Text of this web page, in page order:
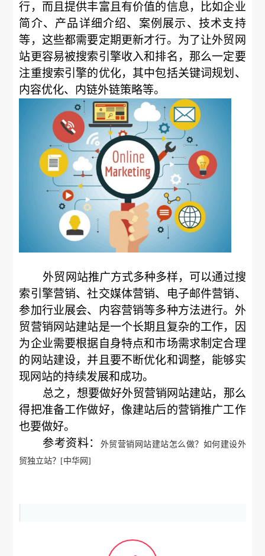
行，而且提供丰富且有价值的信息，比如企业
简介、产品详细介绍、案例展示、技术支持
等，这些都需要定期更新才行。为了让外贸网
站更容易被搜索引擎收入和排名，那么一定要
注重搜索引擎的优化，其中包括关键词规划、
内容优化、内链外链策略等。
外贸网站推广方式多种多样，可以通过搜
索引擎营销、社交媒体营销、电子邮件营销、
参加行业展会、内容营销等多种方法进行。外
贸营销网站建站是一个长期且复杂的工作，因
为企业需要根据自身特点和市场需求制定合理
的网站建设，并且要不断优化和调整，能够实
现网站的持续发展和成功。
总之，想要做好外贸营销网站建站，那么
得把准备工作做好，像建站后的营销推广工作
也要做好。
参考资料：
外贸营销网站建站怎么做？如何建设外
贸独立站？[中华网]